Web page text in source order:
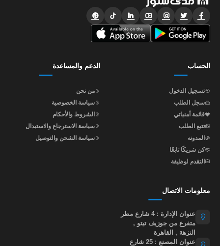
الحساب
تسجيل الدخول
سجل الطلب
قائمة أمنياتي
تتبع الطلب
المدونه
كن شريكًا تابعًا
التقدم لوظيفة
الدعم والمساعدة
من نحن
سياسة الخصوصية
الشروط والأحكام
سياسة الاسترجاع والاستبدال
سياسة الشحن والتوصيل
معلومات الاتصال
عنوان الإدارة : 4 شارع مطر
متفرع من جوزيف تيتو ,
النزهة , القاهرة
عنوان المصنع : 25 شارع